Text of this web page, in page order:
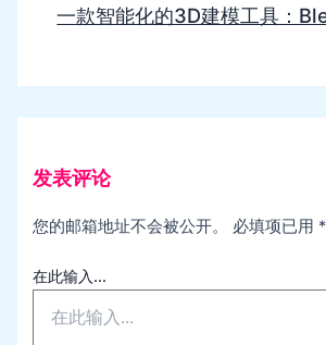
一款智能化的3D建模工具：
发表评论
您的邮箱地址不会被公开。 必填项已用 *
在此输入...